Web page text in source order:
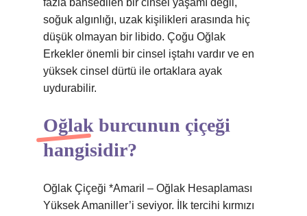
fazla bahsedilen bir cinsel yaşamı değil,
soğuk algınlığı, uzak kişilikleri arasında hiç
düşük olmayan bir libido. Çoğu Oğlak
Erkekler önemli bir cinsel iştahı vardır ve en
yüksek cinsel dürtü ile ortaklara ayak
uydurabilir.
Oğlak burcunun çiçeği
hangisidir?
Oğlak Çiçeği *Amaril – Oğlak Hesaplaması
Yüksek Amaniller’i seviyor. İlk tercihi kırmızı